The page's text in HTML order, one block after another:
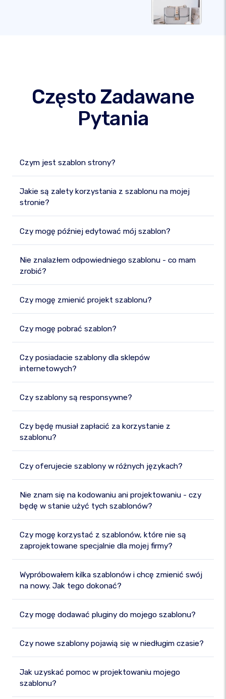
Często Zadawane
Pytania
Czym jest szablon strony?
Jakie są zalety korzystania z szablonu na mojej
stronie?
Czy mogę później edytować mój szablon?
Nie znalazłem odpowiedniego szablonu - co mam
zrobić?
Czy mogę zmienić projekt szablonu?
Czy mogę pobrać szablon?
Czy posiadacie szablony dla sklepów
internetowych?
Czy szablony są responsywne?
Czy będę musiał zapłacić za korzystanie z
szablonu?
Czy oferujecie szablony w różnych językach?
Nie znam się na kodowaniu ani projektowaniu - czy
będę w stanie użyć tych szablonów?
Czy mogę korzystać z szablonów, które nie są
zaprojektowane specjalnie dla mojej firmy?
Wypróbowałem kilka szablonów i chcę zmienić swój
na nowy. Jak tego dokonać?
Czy mogę dodawać pluginy do mojego szablonu?
Czy nowe szablony pojawią się w niedługim czasie?
Jak uzyskać pomoc w projektowaniu mojego
szablonu?